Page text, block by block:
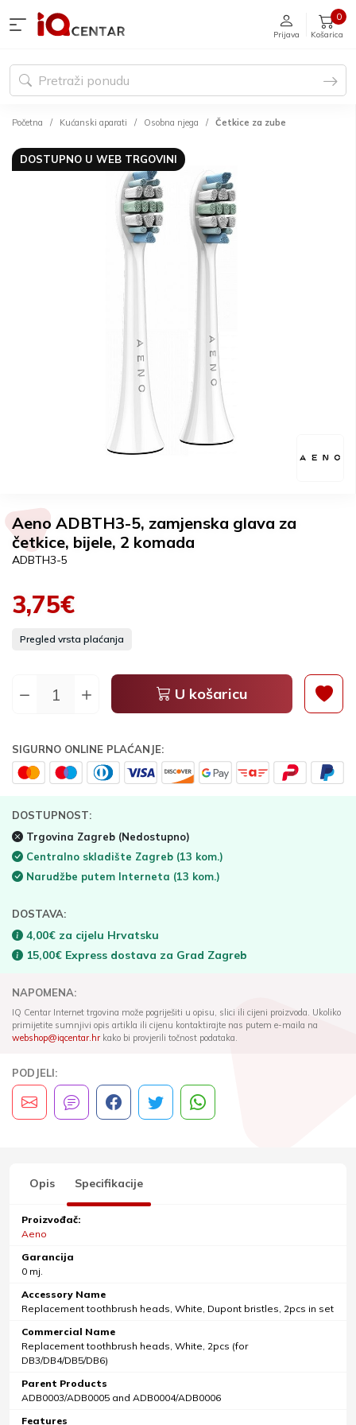
Prijava Košarica
0
Početna Kućanski aparati Osobna njega Četkice za zube
DOSTUPNO U WEB TRGOVINI
Aeno ADBTH3-5, zamjenska glava za
četkice, bijele, 2 komada
ADBTH3-5
3,75€
Pregled vrsta plaćanja
U košaricu
SIGURNO ONLINE PLAĆANJE:
DOSTUPNOST:
Trgovina Zagreb (Nedostupno)
Centralno skladište Zagreb (13 kom.)
Narudžbe putem Interneta (13 kom.)
DOSTAVA:
4,00€ za cijelu Hrvatsku
15,00€ Express dostava za Grad Zagreb
NAPOMENA:
IQ Centar Internet trgovina može pogriješiti u opisu, slici ili cijeni proizvoda. Ukoliko
primijetite sumnjivi opis artikla ili cijenu kontaktirajte nas putem e-maila na
webshop@iqcentar.hrkako bi provjerili točnost podataka.
PODJELI:
Opis Specifikacije
Proizvođač:
Aeno
Garancija
0 mj.
Accessory Name
Replacement toothbrush heads, White, Dupont bristles, 2pcs in set
Commercial Name
Replacement toothbrush heads, White, 2pcs (for
DB3/DB4/DB5/DB6)
Parent Products
ADB0003/ADB0005 and ADB0004/ADB0006
Features